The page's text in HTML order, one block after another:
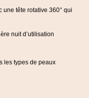
tête rotative 360° qui
nuit d’utilisation
les types de peaux